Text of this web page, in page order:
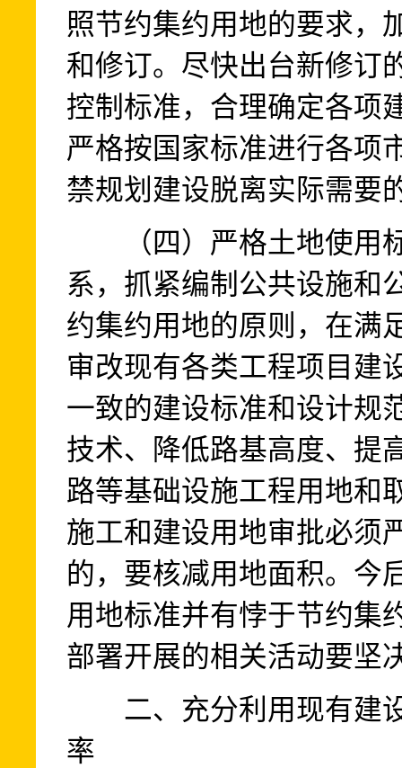
照节约集约用地的要求，
和修订。尽快出台新修订
控制标准，合理确定各项
严格按国家标准进行各项
禁规划建设脱离实际需要
（四）严格土地使用标
系，抓紧编制公共设施和
约集约用地的原则，在满
审改现有各类工程项目建
一致的建设标准和设计规
技术、降低路基高度、提
路等基础设施工程用地和
施工和建设用地审批必须
的，要核减用地面积。今
用地标准并有悖于节约集
部署开展的相关活动要坚
二、充分利用现有建设
率